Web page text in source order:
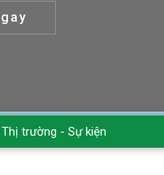
Thị trường - Sự kiện